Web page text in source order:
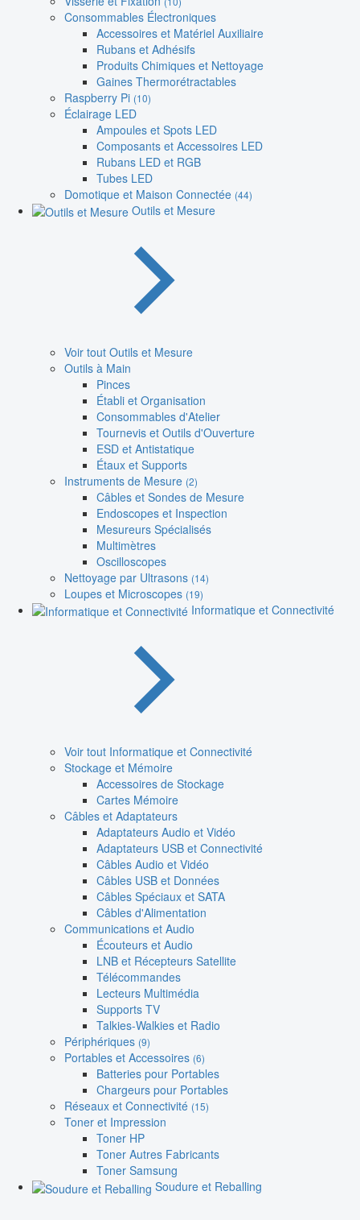
Consommables Électroniques
Accessoires et Matériel Auxiliaire
Rubans et Adhésifs
Produits Chimiques et Nettoyage
Gaines Thermorétractables
Raspberry Pi (10)
Éclairage LED
Ampoules et Spots LED
Composants et Accessoires LED
Rubans LED et RGB
Tubes LED
Domotique et Maison Connectée (44)
Outils et Mesure
Voir tout Outils et Mesure
Outils à Main
Pinces
Établi et Organisation
Consommables d'Atelier
Tournevis et Outils d'Ouverture
ESD et Antistatique
Étaux et Supports
Instruments de Mesure (2)
Câbles et Sondes de Mesure
Endoscopes et Inspection
Mesureurs Spécialisés
Multimètres
Oscilloscopes
Nettoyage par Ultrasons (14)
Loupes et Microscopes (19)
Informatique et Connectivité
Voir tout Informatique et Connectivité
Stockage et Mémoire
Accessoires de Stockage
Cartes Mémoire
Câbles et Adaptateurs
Adaptateurs Audio et Vidéo
Adaptateurs USB et Connectivité
Câbles Audio et Vidéo
Câbles USB et Données
Câbles Spéciaux et SATA
Câbles d'Alimentation
Communications et Audio
Écouteurs et Audio
LNB et Récepteurs Satellite
Télécommandes
Lecteurs Multimédia
Supports TV
Talkies-Walkies et Radio
Périphériques (9)
Portables et Accessoires (6)
Batteries pour Portables
Chargeurs pour Portables
Réseaux et Connectivité (15)
Toner et Impression
Toner HP
Toner Autres Fabricants
Toner Samsung
Soudure et Reballing